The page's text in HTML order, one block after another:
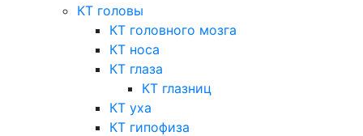
КТ головы
КТ головного мозга
КТ носа
КТ глаза
КТ глазниц
КТ уха
КТ гипофиза